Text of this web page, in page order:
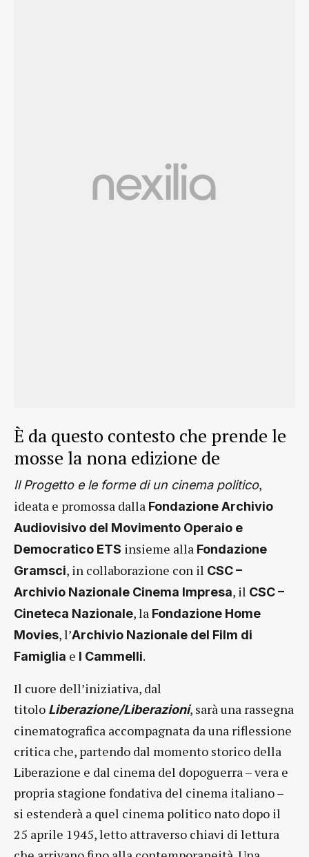
È da questo contesto che prende le
mosse la nona edizione de
Il Progetto e le forme di un cinema politico,
ideata e promossa dalla Fondazione Archivio
Audiovisivo del Movimento Operaio e
Democratico ETS insieme alla Fondazione
Gramsci, in collaborazione con il CSC –
Archivio Nazionale Cinema Impresa, il CSC –
Cineteca Nazionale, la Fondazione Home
Movies, l’Archivio Nazionale del Film di
Famiglia e I Cammelli.
Il cuore dell’iniziativa, dal
titolo Liberazione/Liberazioni, sarà una rassegna
cinematografica accompagnata da una riflessione
critica che, partendo dal momento storico della
Liberazione e dal cinema del dopoguerra – vera e
propria stagione fondativa del cinema italiano –
si estenderà a quel cinema politico nato dopo il
25 aprile 1945, letto attraverso chiavi di lettura